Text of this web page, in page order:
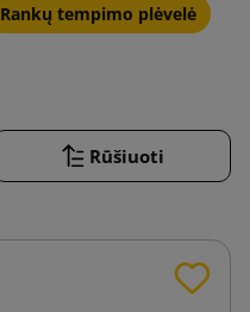
Rankų tempimo plėvelė
Rūšiuoti